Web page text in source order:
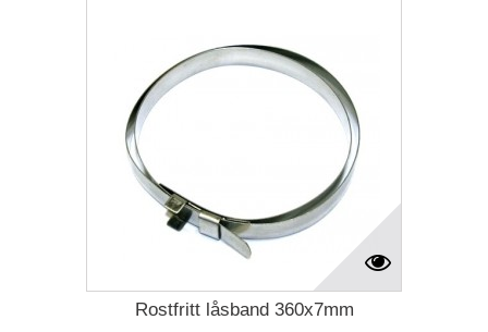
Rostfritt låsband 360x7mm